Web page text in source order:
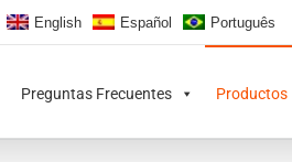
English Español Português
Preguntas Frecuentes Productos